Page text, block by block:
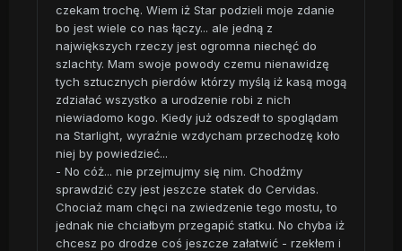
czekam trochę. Wiem iż Star podzieli moje zdanie
bo jest wiele co nas łączy... ale jedną z
największych rzeczy jest ogromna niechęć do
szlachty. Mam swoje powody czemu nienawidzę
tych sztucznych pierdów którzy myślą iż kasą mogą
zdziałać wszystko a urodzenie robi z nich
niewiadomo kogo. Kiedy już odszedł to spoglądam
na Starlight, wyraźnie wzdycham przechodzę koło
niej by powiedzieć...
- No cóż... nie przejmujmy się nim. Chodźmy
sprawdzić czy jest jeszcze statek do Cervidas.
Chociaż mam chęci na zwiedzenie tego mostu, to
jednak nie chciałbym przegapić statku. No chyba iż
chcesz po drodze coś jeszcze załatwić - rzekłem i